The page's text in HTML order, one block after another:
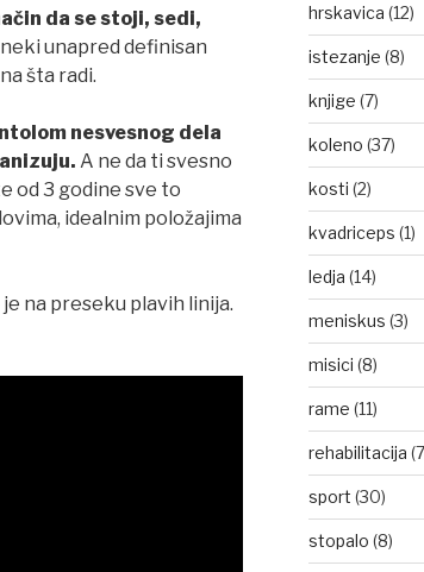
da se stoji, sedi,
unapred definisan
šta radi.
nesvesnog dela
A ne da ti svesno
od 3 godine sve to
idealnim položajima
na preseku plavih linija.
hrskavica (12)
istezanje (8)
knjige (7)
koleno (37)
kosti (2)
kvadriceps (1)
ledja (14)
meniskus (3)
misici (8)
rame (11)
rehabilitacija
sport (30)
stopalo (8)